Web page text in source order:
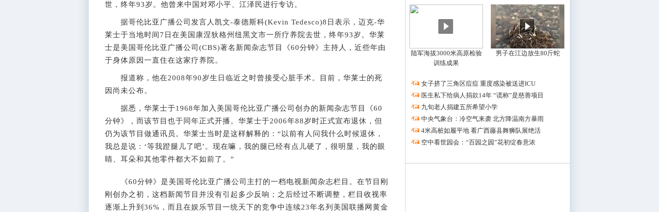
世，终年93岁。他曾来中国对邓小平、江泽民进行专访。
据哥伦比亚广播公司发言人凯文-泰德斯科(Kevin Tedesco)8日表示，迈克-华
莱士于当地时间7日在美国康涅狄格州纽黑文市一所疗养院去世，终年93岁。华莱
士是美国哥伦比亚广播公司(CBS)著名新闻杂志节目《60分钟》主持人，近些年由
于身体原因一直住在这家疗养院。
报道称，他在2008年90岁生日临近之时曾接受心脏手术。目前，华莱士的死
因尚未公布。
据悉，华莱士于1968年加入美国哥伦比亚广播公司创办的新闻杂志节目《60
分钟》，而该节目也于同年正式开播。华莱士于2006年88岁时正式宣布退休，但
仍为该节目做通讯员。华莱士当时是这样解释的：“以前有人问我什么时候退休，
我总是说：‘等我蹬腿儿了吧’。现在嘛，我的腿已经有点儿硬了，很明显，我的眼
睛、耳朵和其他零件都大不如前了。”
《60分钟》是美国哥伦比亚广播公司主打的一档电视新闻杂志栏目。在节目刚
刚创办之初，这档新闻节目并没有引起多少反响；之后经过不断调整，栏目收视率
逐渐上升到36%，而且在娱乐节目一统天下的竞争中连续23年名列美国联播网黄金
陆军海拔3000米高原检验
训练成果
男子在江边放生80斤蛇
·
女子挤了三角区痘痘 重度感染被送进ICU
·
医生私下给病人捐款14年 “谎称”是慈善项目
·
九旬老人捐建五所希望小学
·
中央气象台：冷空气来袭 北方降温南方暴雨
·
4米高桩如履平地 看广西藤县舞狮队展绝活
·
空中看世园会：“百园之园”花初绽春意浓